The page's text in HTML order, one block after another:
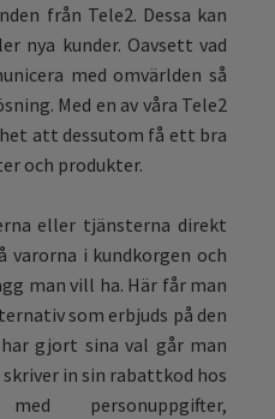
från Tele2. Dessa kan
nya kunder. Oavsett vad
med omvärlden så
Med en av våra Tele2
att dessutom få ett bra
och produkter.
eller tjänsterna direkt
varorna i kundkorgen och
man vill ha. Här får man
som erbjuds på den
gjort sina val går man
in sin rabattkod hos
personuppgifter,